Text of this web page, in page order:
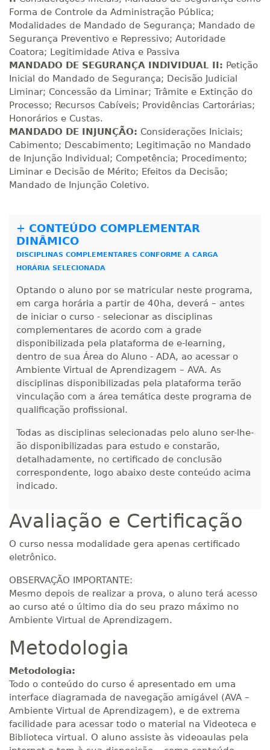
200 H 25dias 90dias
Matricular
220 H 28dias 90dias
Matricular
240 H 30dias 90dias
R$ 1.189,66
Matricular
260 H 33dias 90dias
R$ 1.288,78
Matricular
300 H 38dias
R$ 1.487,06
Matricular
320 H 40 dias 120dias
Matricular
340 H 43 dias 120dias
R$ 1.685,33
Matricular
360 H 45dias 120dias
R$ 1.784,48
Matricular
380 H 48dias 150dias
400 H dias
R$ 1.982,74
420 H 53 dias 150dias
R$ 2.082,12
Matricular
440 H 55 dias 150
Forma de Controle da Administração Pública;
Modalidades de Mandado de Segurança; Mandado de
Segurança Preventivo e Repressivo; Autoridade
Coatora; Legitimidade Ativa e Passiva
MANDADO DE SEGURANÇA INDIVIDUAL II: Petição
Inicial do Mandado de Segurança; Decisão Judicial
Liminar; Concessão da Liminar; Trâmite e Extinção do
Processo; Recursos Cabíveis; Providências Cartorárias;
Honorários e Custas.
MANDADO DE INJUNÇÃO: Considerações Iniciais;
Cabimento; Descabimento; Legitimação no Mandado
de Injunção Individual; Competência; Procedimento;
Liminar e Decisão de Mérito; Efeitos da Decisão;
Mandado de Injunção Coletivo.
+ CONTEÚDO COMPLEMENTAR
DINÂMICO
DISCIPLINAS COMPLEMENTARES CONFORME A CARGA
HORÁRIA SELECIONADA
Optando o aluno por se matricular neste programa,
em carga horária a partir de 40ha, deverá – antes
de iniciar o curso - selecionar as disciplinas
complementares de acordo com a grade
disponibilizada pela plataforma de e-learning,
dentro de sua Área do Aluno - ADA, ao acessar o
Ambiente Virtual de Aprendizagem – AVA. As
disciplinas disponibilizadas pela plataforma terão
vinculação com a área temática deste programa de
qualificação profissional.
Todas as disciplinas selecionadas pelo aluno ser-lhe-
ão disponibilizadas para estudo e constarão,
detalhadamente, no certificado de conclusão
correspondente, logo abaixo deste conteúdo acima
indicado.
Avaliação e Certificação
O curso nessa modalidade gera apenas certificado
eletrônico.
OBSERVAÇÃO IMPORTANTE:
Mesmo depois de realizar a prova, o aluno terá acesso
ao curso até o último dia do seu prazo máximo no
Ambiente Virtual de Aprendizagem.
Metodologia
Metodologia:
Todo o conteúdo do curso é apresentado em uma
interface diagramada de navegação amigável (AVA –
Ambiente Virtual de Aprendizagem), e de extrema
facilidade para acessar todo o material na Videoteca e
Biblioteca virtual. O aluno assiste às videoaulas pela